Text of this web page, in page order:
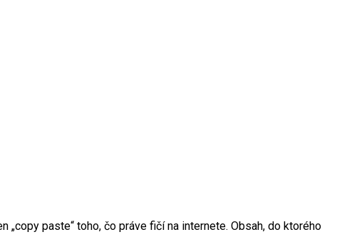
„copy paste“ toho, čo práve fičí na internete. Obsah, do ktorého